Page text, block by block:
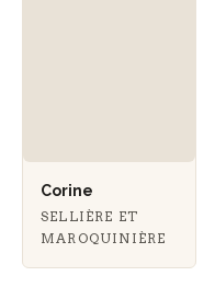
Corine
SELLIÈRE ET
MAROQUINIÈRE